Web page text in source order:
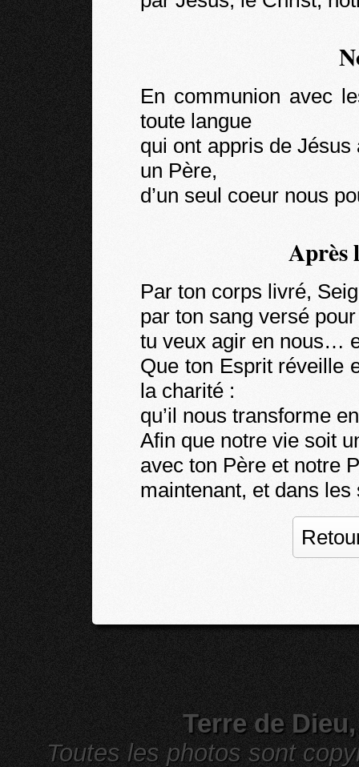
En communion avec
toute langue
qui ont appris de
un Père,
d’un seul coeur nous
Après
Par ton corps livré,
par ton sang versé
tu veux agir en nous…
Que ton Esprit réveille
la charité :
qu’il nous transforme
Afin que notre vie soit
avec ton Père et notre
maintenant, et dans
Terre de
Toutes les photos sont